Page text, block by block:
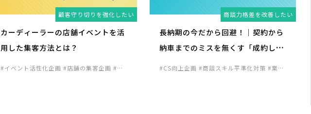
顧客守り切りを強化したい
カーディーラーの店舗イベントを活
用した集客方法とは？
#イベント活性化企画 #店舗の集客企画 #来
商談力格差を改善したい
長納期の今だから回避！｜契約から
納車までのミスを無くす「成約しお
#CS向上企画 #商談スキル平準化対策 #業務